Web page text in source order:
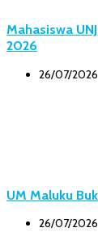
Mahasiswa
2026
26/07/2026
UM Maluku
26/07/2026